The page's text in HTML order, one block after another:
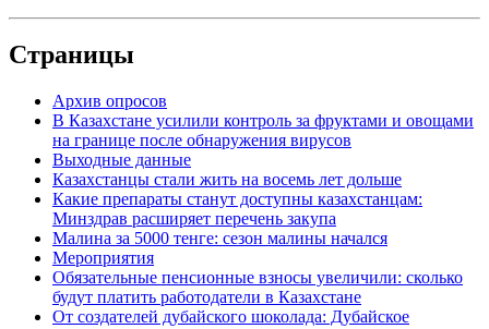
Страницы
Архив опросов
В Казахстане усилили контроль за фруктами и овощами
на границе после обнаружения вирусов
Выходные данные
Казахстанцы стали жить на восемь лет дольше
Какие препараты станут доступны казахстанцам:
Минздрав расширяет перечень закупа
Малина за 5000 тенге: сезон малины начался
Мероприятия
Обязательные пенсионные взносы увеличили: сколько
будут платить работодатели в Казахстане
От создателей дубайского шоколада: Дубайское